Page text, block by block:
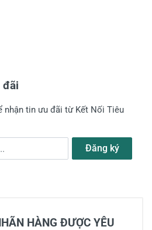
đãi
nhận tin ưu đãi từ Kết Nối Tiêu
Đăng ký
HÀNG ĐƯỢC YÊU